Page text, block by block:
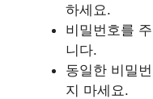
하세요.
비밀번호를
니다.
동일한 비밀
지 마세요.